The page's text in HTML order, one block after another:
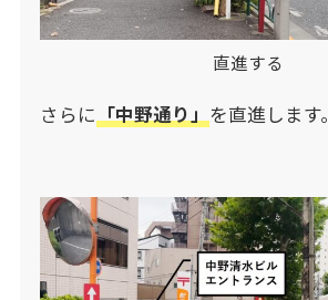
直進する
さらに「中野通り」を直進します。